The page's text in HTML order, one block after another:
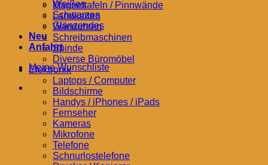
Weißes
Schwarzes
Glänzendes
Neu
Anfahrt
Meine Wunschliste
Magnettafeln / Pinnwände
Landkarten
Wanduhren
Schreibmaschinen
Spinde
Diverse Büromöbel
Elektronik
Laptops / Computer
Bildschirme
Handys / iPhones / iPads
Fernseher
Kameras
Mikrofone
Telefone
Schnurlostelefone